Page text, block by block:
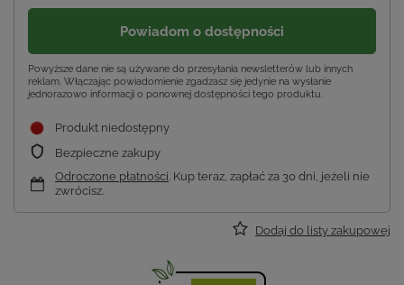
Powiadom o dostępności
Powyższe dane nie są używane do przesyłania newsletterów lub innych
reklam. Włączając powiadomienie zgadzasz się jedynie na wysłanie
jednorazowo informacji o ponownej dostępności tego produktu.
Produkt niedostępny
Bezpieczne zakupy
Odroczone płatności. Kup teraz, zapłać za 30 dni, jeżeli nie
zwrócisz.
Dodaj do listy zakupowej